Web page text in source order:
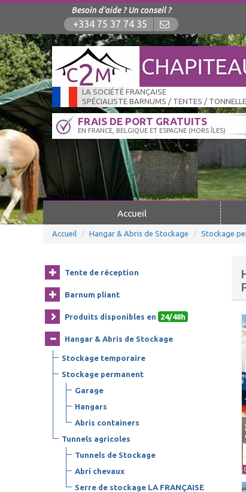
Besoin d'aide ? Un conseil ?
+334 75 37 74 35
LA SOCIÉTÉ FRANÇAISE
SPÉCIALISTE BARNUMS / TENTES /
FRAIS DE PORT GRATUITS
EN FRANCE, BELGIQUE ET ESPAGNE (HORS ÎLES)
Accueil
Accueil Hangar & Abris de Stockage Stockage
Tente de réception
Barnum pliant
Produits disponibles en 24/48h
Hangar & Abris de Stockage
Stockage temporaire
Stockage permanent
Garage
Hangars
Abris containers
Tunnels agricoles
Tunnels de Stockage
Abri chevaux
Serre de stockage LA FRANÇAISE